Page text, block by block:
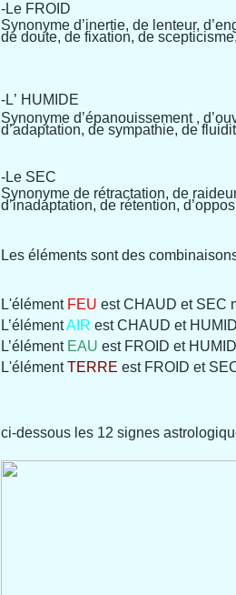
-Le FROID
Synonyme d’inertie, de lenteur, d’
de doute, de fixation, de
-L’ HUMIDE
Synonyme d’épanouissement , d’
d’adaptation, de sympathie, de
-Le SEC
Synonyme de rétractation, de
d’inadaptation, de rétention, d’
Les éléments sont des
L'élément FEU est CHAUD et SEC
L’élémentAIR est CHAUD et
L’élément EAU est FROID et
L'élémentTERRE est FROID et
ci-dessous les 12 signes